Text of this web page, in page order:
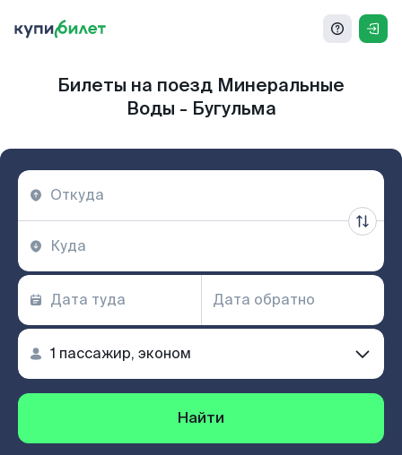
Билеты на поезд Минеральные
Воды - Бугульма
Найти